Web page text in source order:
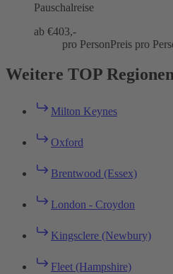
Pauschalreise
ab €403,-
pro PersonPreis pro
Weitere TOP
Milton Keynes
Oxford
Brentwood (Essex)
London - Croydon
Kingsclere (Newbury)
Fleet (Hampshire)